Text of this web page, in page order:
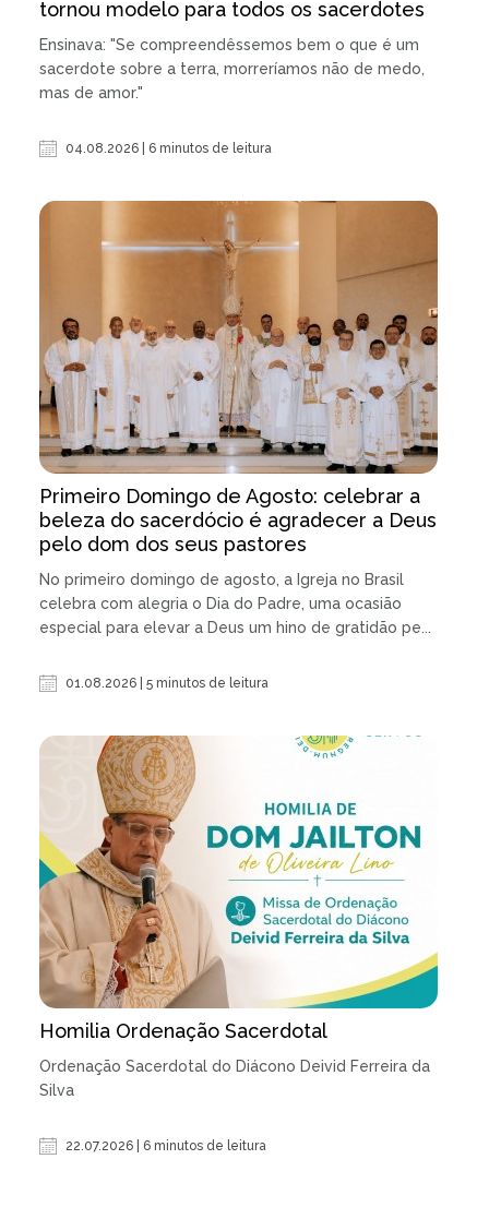
tornou modelo para todos os sacerdotes
Ensinava: "Se compreendêssemos bem o que é um
sacerdote sobre a terra, morreríamos não de medo,
mas de amor."
04.08.2026 | 6 minutos de leitura
Primeiro Domingo de Agosto: celebrar a
beleza do sacerdócio é agradecer a Deus
pelo dom dos seus pastores
No primeiro domingo de agosto, a Igreja no Brasil
celebra com alegria o Dia do Padre, uma ocasião
especial para elevar a Deus um hino de gratidão pe...
01.08.2026 | 5 minutos de leitura
Homilia Ordenação Sacerdotal
Ordenação Sacerdotal do Diácono Deivid Ferreira da
Silva
22.07.2026 | 6 minutos de leitura